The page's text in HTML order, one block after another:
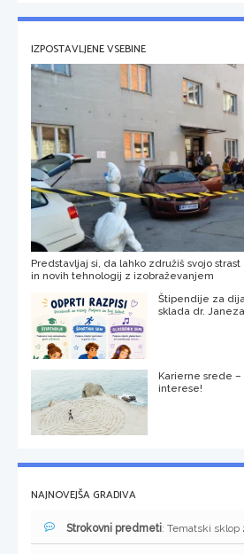
IZPOSTAVLJENE VSEBINE
Predstavljaj si, da lahko združiš svojo
in novih tehnologij z izobraževanjem
Štipendije za
sklada dr.
Karierne srede
interese!
NAJNOVEJŠA GRADIVA
Strokovni predmeti: Tematski sklop